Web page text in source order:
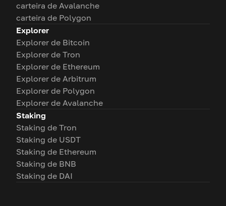
carteira de Avalanche
carteira de Polygon
Explorer
Explorer de Bitcoin
Explorer de Tron
Explorer de Ethereum
Explorer de Arbitrum
Explorer de Polygon
Explorer de Avalanche
Staking
Staking de Tron
Staking de USDT
Staking de Ethereum
Staking de BNB
Staking de DAI